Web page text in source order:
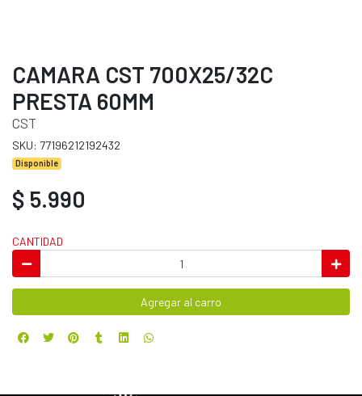
CAMARA CST 700X25/32C
PRESTA 60MM
CST
SKU: 77196212192432
Disponible
$ 5.990
CANTIDAD
Agregar al carro